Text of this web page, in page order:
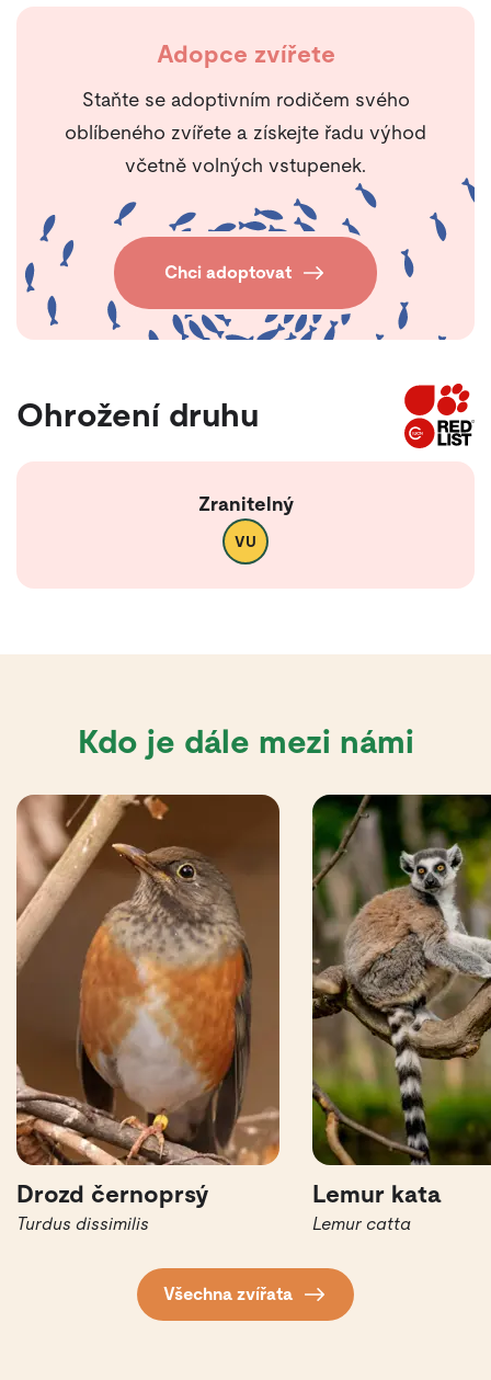
Adopce zvířete
Staňte se adoptivním rodičem svého
oblíbeného zvířete a získejte řadu výhod
včetně volných vstupenek.
Chci adoptovat
Ohrožení druhu
Zranitelný
VU
Kdo je dále mezi námi
Drozd černoprsý
Turdus dissimilis
Lemur kata
Lemur catta
Všechna zvířata